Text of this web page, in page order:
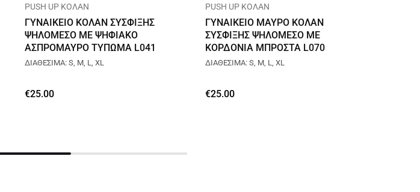
PUSH UP ΚΟΛΑΝ
ΓΥΝΑΙΚΕΙΟ ΚΟΛΑΝ ΣΥΣΦΙΞΗΣ
ΨΗΛΟΜΕΣΟ ΜΕ ΨΗΦΙΑΚΟ
ΑΣΠΡΟΜΑΥΡΟ ΤΥΠΩΜΑ L041
ΔΙΑΘΕΣΙΜΑ: S, M, L, XL
€25.00
PUSH UP ΚΟΛΑΝ
ΓΥΝΑΙΚΕΙΟ ΜΑΥΡΟ ΚΟΛΑΝ
ΣΥΣΦΙΞΗΣ ΨΗΛΟΜΕΣΟ ΜΕ
ΚΟΡΔΟΝΙΑ ΜΠΡΟΣΤΑ L070
ΔΙΑΘΕΣΙΜΑ: S, M, L, XL
€25.00